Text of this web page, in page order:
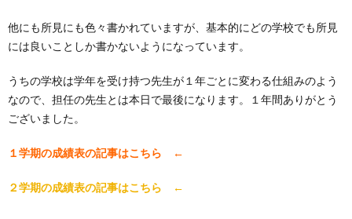
他にも所見にも色々書かれていますが、基本的にどの学校でも所見
には良いことしか書かないようになっています。
うちの学校は学年を受け持つ先生が１年ごとに変わる仕組みのよう
なので、担任の先生とは本日で最後になります。１年間ありがとう
ございました。
１学期の成績表の記事はこちら ←
２学期の成績表の記事はこちら ←